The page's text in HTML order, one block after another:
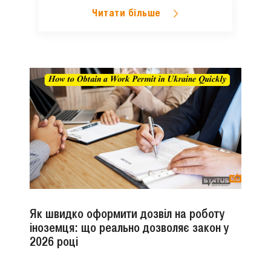
Читати більше
Як швидко оформити дозвіл на роботу
іноземця: що реально дозволяє закон у
2026 році